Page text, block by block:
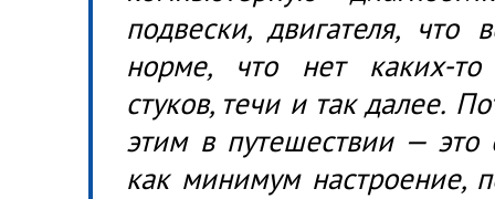
подвески, двигателя,
норме, что нет каких-то
стуков, течи и так далее.
этим в путешествии — это
как минимум настроение,